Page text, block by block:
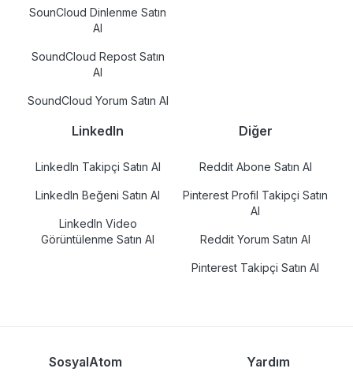
SounCloud Dinlenme Satın
Al
SoundCloud Repost Satın
Al
SoundCloud Yorum Satın Al
LinkedIn
LinkedIn Takipçi Satın Al
LinkedIn Beğeni Satın Al
LinkedIn Video
Görüntülenme Satın Al
Diğer
Reddit Abone Satın Al
Pinterest Profil Takipçi Satın
Al
Reddit Yorum Satın Al
Pinterest Takipçi Satın Al
SosyalAtom Yardım